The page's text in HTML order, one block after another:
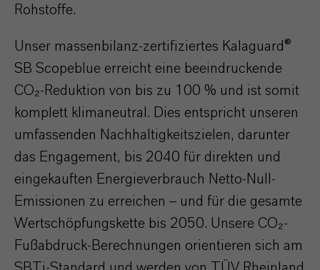
Rohstoffe.
Unser massenbilanz-zertifiziertes Kalaguard®
SB Scopeblue erreicht eine beeindruckende
CO₂-Reduktion von bis zu 100 % und ist somit
komplett klimaneutral. Dies entspricht unseren
umfassenden Nachhaltigkeitszielen, darunter
das Engagement, bis 2040 für direkten und
eingekauften Energieverbrauch Netto-Null-
Emissionen zu erreichen – und für die gesamte
Wertschöpfungskette bis 2050. Unsere CO₂-
Fußabdruck-Berechnungen orientieren sich am